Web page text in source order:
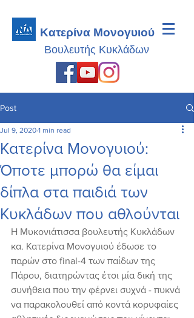
Κατερίνα Μονογυιού
Βουλευτής Κυκλάδων
Post
Κατερίνα Μονογυιού:
Όποτε μπορώ θα είμαι
δίπλα στα παιδιά των
Κυκλάδων που αθλούνται
Jul 9, 2020 1 min read
Η Μυκονιάτισσα βουλευτής Κυκλάδων
κα. Κατερίνα Μονογυιού έδωσε το
παρών στο final-4 των παίδων της
Πάρου, διατηρώντας έτσι μία δική της
συνήθεια που την φέρνει συχνά - πυκνά
να παρακολουθεί από κοντά κορυφαίες